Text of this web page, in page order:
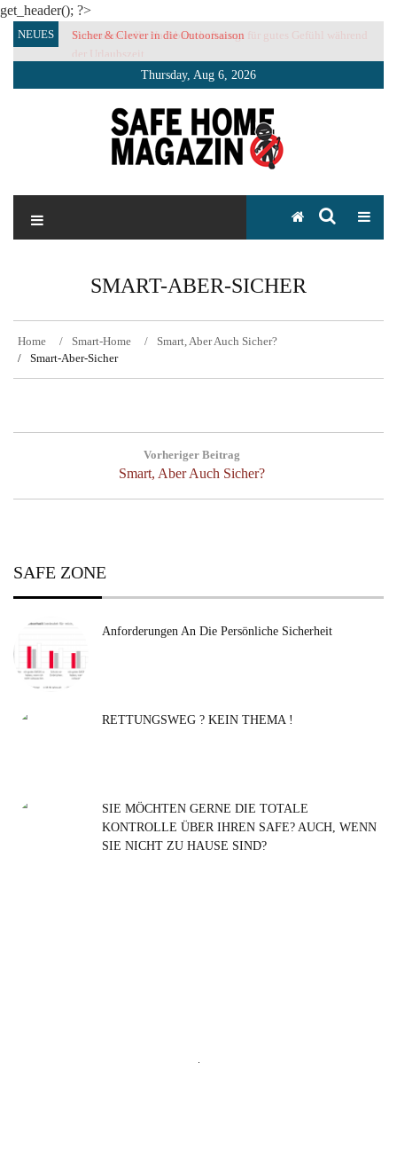
get_header(); ?>
SkipNEUES Sicher & Clever in die Outoorsaison
Vertrauensvolle Nachbarschaft sorgt für gutes Gefühl während
der Urlaubszeit
Thursday, Aug 6, 2026
SAFE HOME Magazin
SMART-ABER-SICHER
Home Smart-Home
Smart, Aber Auch Sicher?
Smart-Aber-Sicher
Vorheriger Beitrag
Previous
Post:
Smart, Aber Auch Sicher?
SAFE ZONE
Anforderungen An Die Persönliche Sicherheit
RETTUNGSWEG ? KEIN THEMA !
SIE MÖCHTEN GERNE DIE TOTALE
KONTROLLE ÜBER IHREN SAFE? AUCH, WENN
SIE NICHT ZU HAUSE SIND?